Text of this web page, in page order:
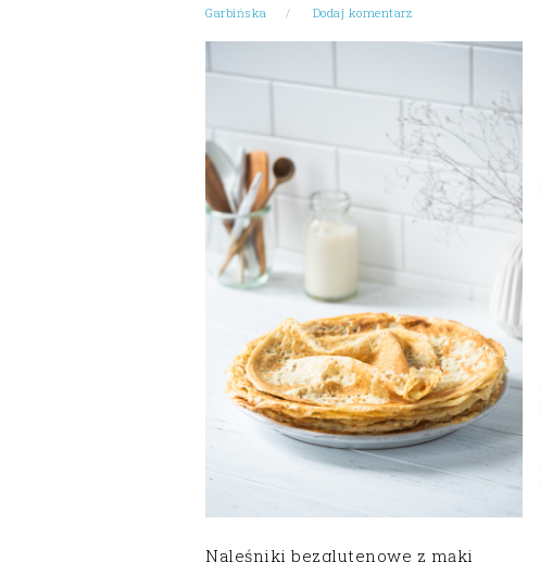
Garbińska
Dodaj komentarz
Naleśniki bezglutenowe z mąki